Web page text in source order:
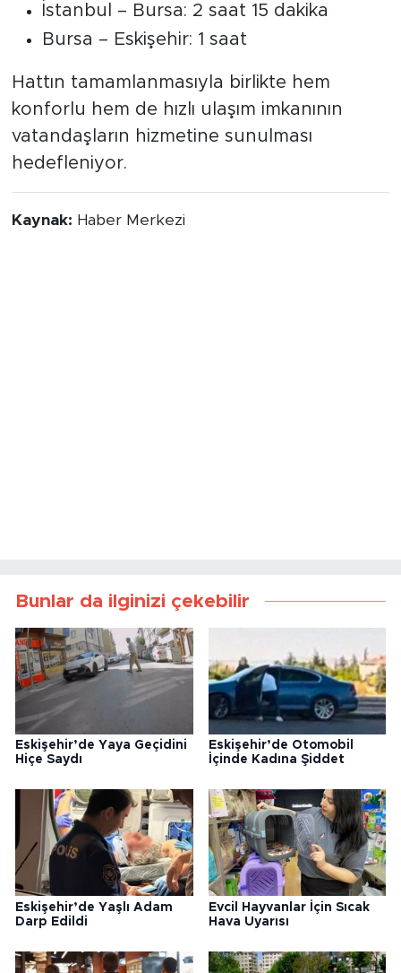
İstanbul – Bursa: 2 saat 15 dakika
Bursa – Eskişehir: 1 saat
Hattın tamamlanmasıyla birlikte hem
konforlu hem de hızlı ulaşım imkanının
vatandaşların hizmetine sunulması
hedefleniyor.
Kaynak: Haber Merkezi
Bunlar da ilginizi çekebilir
Eskişehir’de Yaya Geçidini
Hiçe Saydı
Eskişehir’de Otomobil
İçinde Kadına Şiddet
Eskişehir’de Yaşlı Adam
Darp Edildi
Evcil Hayvanlar İçin Sıcak
Hava Uyarısı